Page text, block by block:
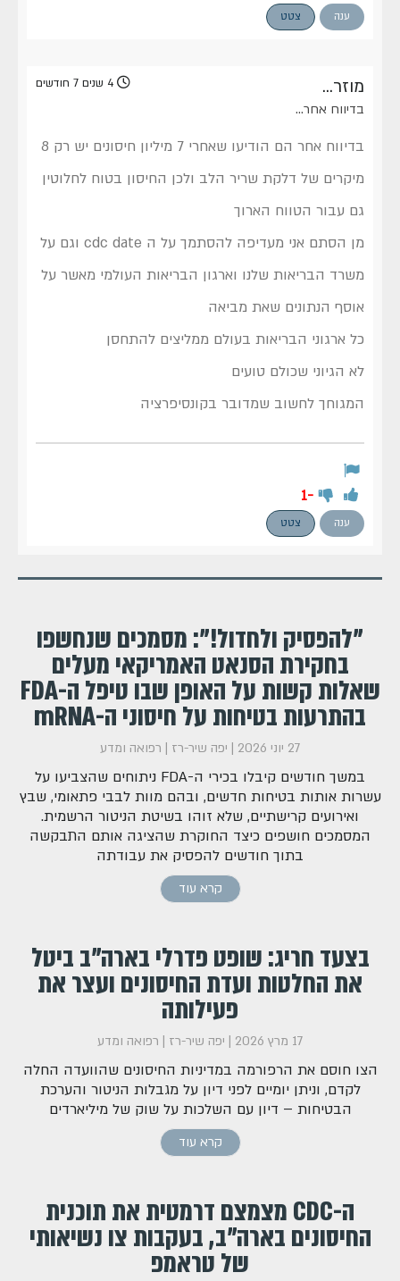
ענה צטט
מוזר... 4 שנים 7 חודשים
בדיווח אחר...
בדיווח אחר הם הודיעו שאחרי 7 מיליון חיסונים יש רק 8
מיקרים של דלקת שריר הלב ולכן החיסון בטוח לחלוטין
גם עבור הטווח הארוך
מן הסתם אני מעדיפה להסתמך על ה cdc date וגם על
משרד הבריאות שלנו וארגון הבריאות העולמי מאשר על
אוסף הנתונים שאת מביאה
כל ארגוני הבריאות בעולם ממליצים להתחסן
לא הגיוני שכולם טועים
המגוחך לחשוב שמדובר בקונסיפרציה
-1
ענה צטט
"להפסיק ולחדול!": מסמכים שנחשפו
בחקירת הסנאט האמריקאי מעלים
שאלות קשות על האופן שבו טיפל ה-FDA
בהתרעות בטיחות על חיסוני ה-mRNA
27 יוני 2026 | יפה שיר-רז | רפואה ומדע
במשך חודשים קיבלו בכירי ה-FDA ניתוחים שהצביעו על
עשרות אותות בטיחות חדשים, ובהם מוות לבבי פתאומי, שבץ
ואירועים קרישתיים, שלא זוהו בשיטת הניטור הרשמית.
המסמכים חושפים כיצד החוקרת שהציגה אותם התבקשה
בתוך חודשים להפסיק את עבודתה
קרא עוד
בצעד חריג: שופט פדרלי בארה"ב ביטל
את החלטות ועדת החיסונים ועצר את
פעילותה
17 מרץ 2026 | יפה שיר-רז | רפואה ומדע
הצו חוסם את הרפורמה במדיניות החיסונים שהוועדה החלה
לקדם, וניתן יומיים לפני דיון על מגבלות הניטור והערכת
הבטיחות – דיון עם השלכות על שוק של מיליארדים
קרא עוד
ה-CDC מצמצם דרמטית את תוכנית
החיסונים בארה"ב, בעקבות צו נשיאותי
של טראמפ